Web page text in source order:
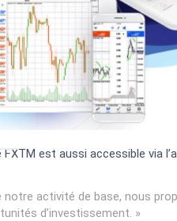
est aussi accessible via
activité de base, nous
d’investissement. »